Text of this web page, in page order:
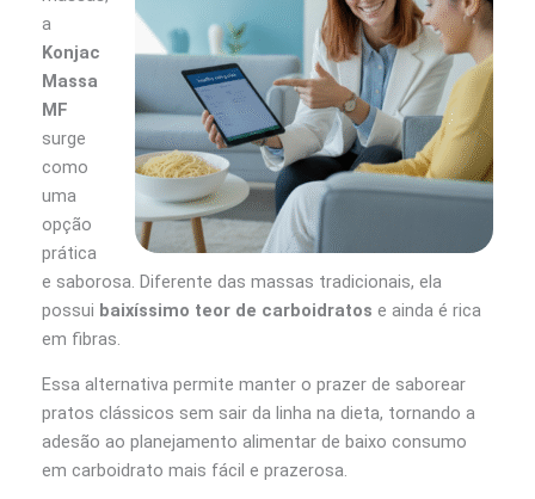
a
Konjac
Massa
MF
surge
como
uma
opção
prática
e saborosa. Diferente das massas tradicionais, ela
possui baixíssimo teor de carboidratos e ainda é rica
em fibras.
Essa alternativa permite manter o prazer de saborear
pratos clássicos sem sair da linha na dieta, tornando a
adesão ao planejamento alimentar de baixo consumo
em carboidrato mais fácil e prazerosa.